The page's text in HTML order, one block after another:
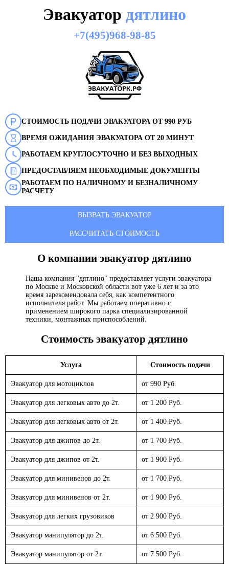
Эвакуатор дятлино
+7(495)968-98-85
СТОИМОСТЬ ПОДАЧИ ЭВАКУАТОРА ОТ 990 РУБ
ВРЕМЯ ОЖИДАНИЯ ЭВАКУАТОРА ОТ 20 МИНУТ
РАБОТАЕМ КРУГЛОСУТОЧНО И БЕЗ ВЫХОДНЫХ
ПРЕДОСТАВЛЯЕМ НЕОБХОДИМЫЕ ДОКУМЕНТЫ
РАБОТАЕМ ПО НАЛИЧНОМУ И БЕЗНАЛИЧНОМУ
РАСЧЕТУ
ВЫЗВАТЬ ЭВАКУАТОР
РАССЧИТАТЬ СТОИМОСТЬ
О компании эвакуатор дятлино
Наша компания "дятлино" предоставляет услуги эвакуатора
по Москве и Московской области вот уже 6 лет и за это
время зарекомендовала себя, как компетентного
исполнителя работ. Мы работаем оперативно с
применением широкого парка специализированной
техники, монтажных приспособлений.
Стоимость эвакуатор дятлино
Услуга Стоимость подачи
Эвакуатор для мотоциклов от 990 Руб.
Эвакуатор для легковых авто до 2т. от 1 200 Руб.
Эвакуатор для легковых авто от 2т. от 1 400 Руб.
Эвакуатор для джипов до 2т. от 1 700 Руб.
Эвакуатор для джипов от 2т. от 1 900 Руб.
Эвакуатор для минивенов до 2т. от 1 700 Руб.
Эвакуатор для минивенов от 2т. от 1 900 Руб.
Эвакуатор для легких грузовиков от 2 900 Руб.
Эвакуатор манипулятор до 2т. от 6 500 Руб.
Эвакуатор манипулятор от 2т. от 7 500 Руб.